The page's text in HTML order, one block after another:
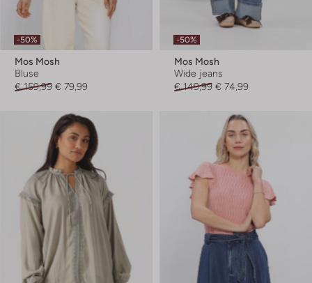
-50%
Mos Mosh
Bluse
€ 159,99 € 79,99
-50%
Mos Mosh
Wide jeans
€ 149,99 € 74,99